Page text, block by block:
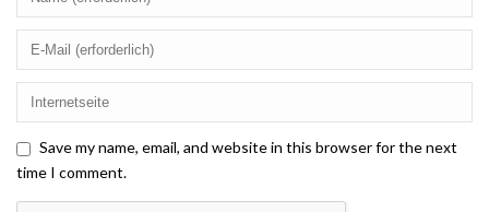
Save my name, email, and website in this browser for the next
time I comment.